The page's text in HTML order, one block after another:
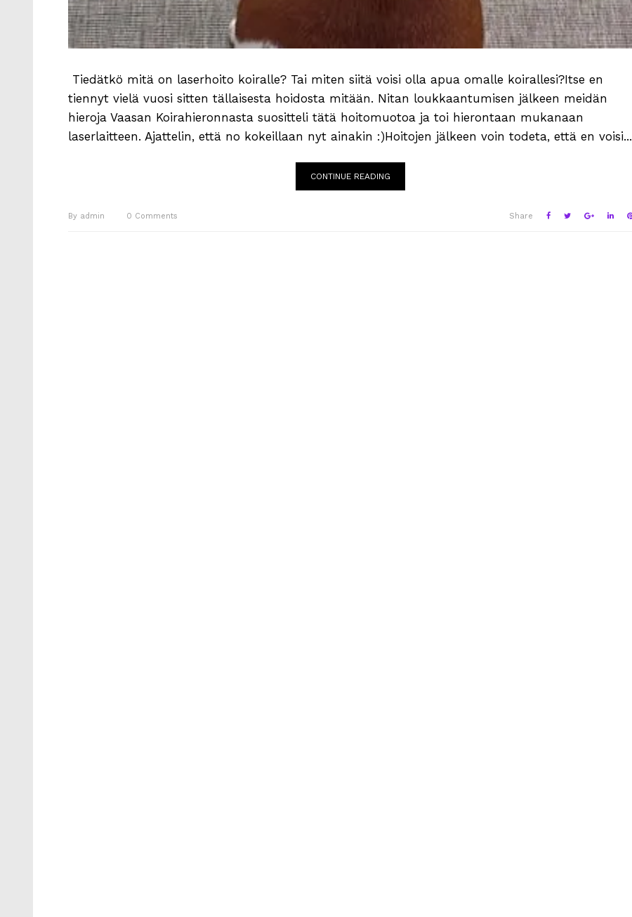
Tiedätkö mitä on laserhoito koiralle? Tai miten siitä voisi olla apua omalle koirallesi?Itse en
tiennyt vielä vuosi sitten tällaisesta hoidosta mitään. Nitan loukkaantumisen jälkeen meidän
hieroja Vaasan Koirahieronnasta suositteli tätä hoitomuotoa ja toi hierontaan mukanaan
laserlaitteen. Ajattelin, että no kokeillaan nyt ainakin :)Hoitojen jälkeen voin todeta, että en voisi...
CONTINUE READING
By admin 0 Comments Share